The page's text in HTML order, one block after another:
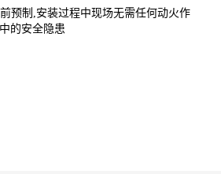
预制,安装过程中现场无需任何动火作
的安全隐患